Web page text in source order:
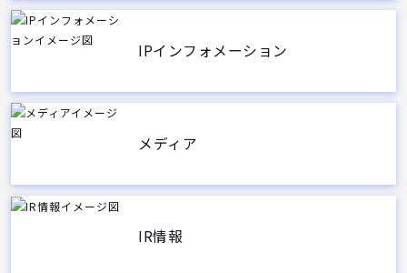
IPインフォメーション
メディア
IR情報